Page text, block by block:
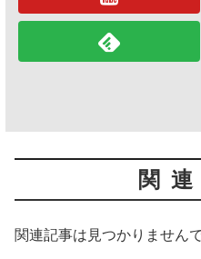
関
関連記事は見つかりませんで